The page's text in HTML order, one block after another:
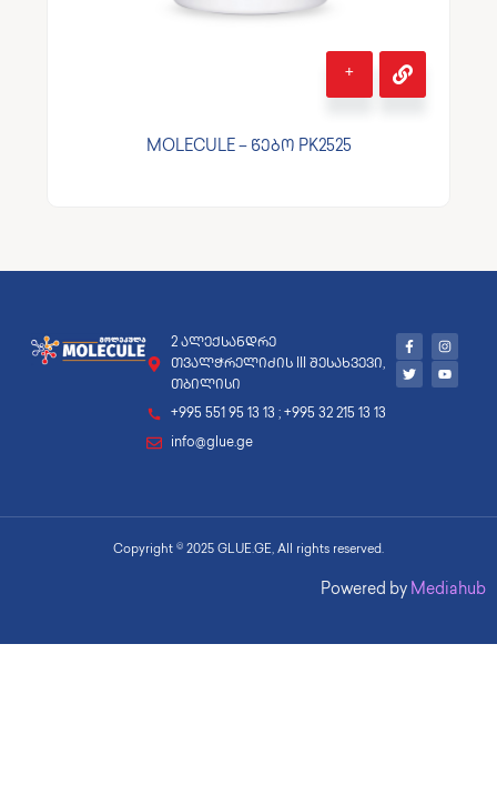
+
MOLECULE – წებო PK2525
2 ალექსანდრე
თვალჭრელიძის III შესახვევი,
თბილისი
+995 551 95 13 13 ; +995 32 215 13 13
info@glue.ge
Copyright © 2025 GLUE.GE, All rights reserved.
Powered by Mediahub